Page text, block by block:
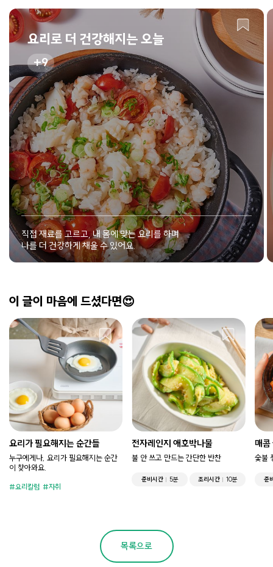
요리로 더 건강해지는 오늘
9
직접 재료를 고르고, 내 몸에 맞는 요리를 하며
나를 더 건강하게 채울 수 있어요.
이 글이 마음에 드셨다면😍
요리가 필요해지는 순간들
누구에게나, 요리가 필요해지는 순간
이 찾아와요.
요리칼럼 자취
전자레인지 애호박나물
불 안 쓰고 만드는 간단한 반찬
준비시간 5분 조리시간 10분
매콤
숯불
준
목록으로